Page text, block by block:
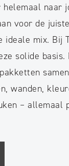
naar
voor de
mix. Bij
solide
wanden,
– allemaal